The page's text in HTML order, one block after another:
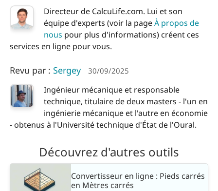
Directeur de CalcuLife.com. Lui et son
équipe d'experts (voir la pageÀ propos de
nous pour plus d'informations) créent ces
services en ligne pour vous.
Revu par : Sergey 30/09/2025
Ingénieur mécanique et responsable
technique, titulaire de deux masters - l'un en
ingénierie mécanique et l'autre en économie
- obtenus à l'Université technique d'État de l'Oural.
Découvrez d'autres outils
Convertisseur en ligne : Pieds carrés
en Mètres carrés